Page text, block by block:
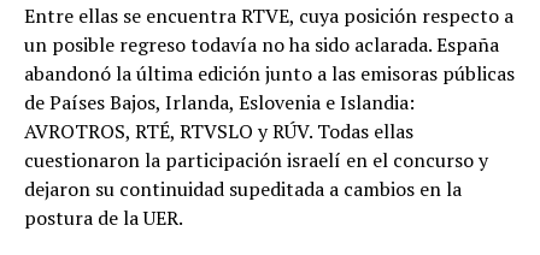
Entre ellas se encuentra RTVE, cuya posición respecto a
un posible regreso todavía no ha sido aclarada. España
abandonó la última edición junto a las emisoras públicas
de Países Bajos, Irlanda, Eslovenia e Islandia:
AVROTROS, RTÉ, RTVSLO y RÚV. Todas ellas
cuestionaron la participación israelí en el concurso y
dejaron su continuidad supeditada a cambios en la
postura de la UER.